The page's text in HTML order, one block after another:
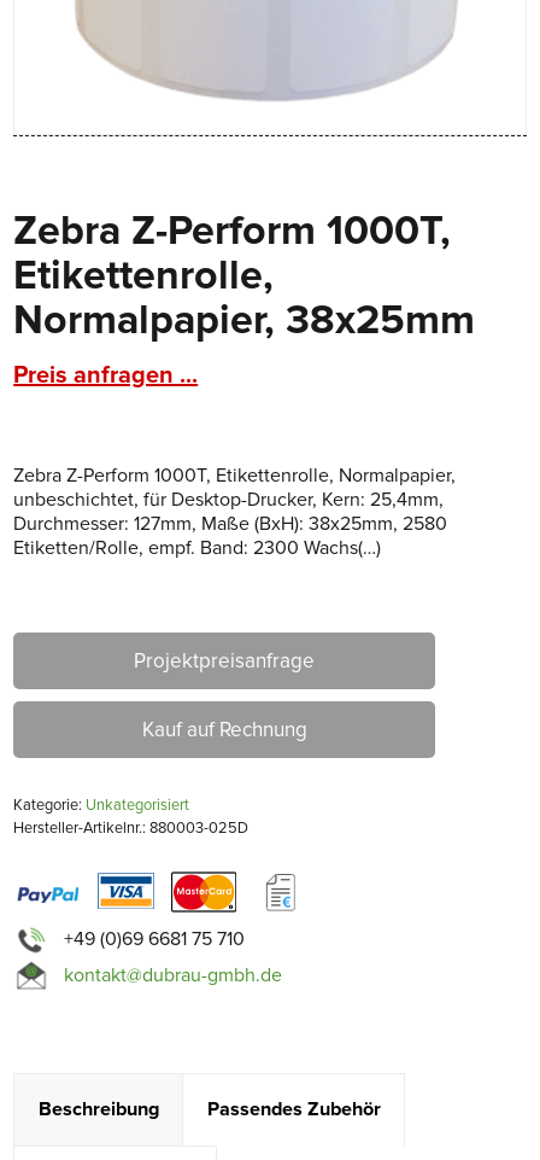
Zebra Z-Perform 1000T,
Etikettenrolle,
Normalpapier, 38x25mm
Preis anfragen ...
Zebra Z-Perform 1000T, Etikettenrolle, Normalpapier,
unbeschichtet, für Desktop-Drucker, Kern: 25,4mm,
Durchmesser: 127mm, Maße (BxH): 38x25mm, 2580
Etiketten/Rolle, empf. Band: 2300 Wachs(…)
Projektpreisanfrage
Kauf auf Rechnung
Kategorie: Unkategorisiert
Hersteller-Artikelnr.: 880003-025D
+49 (0)69 6681 75 710
kontakt@dubrau-gmbh.de
Beschreibung Passendes Zubehör